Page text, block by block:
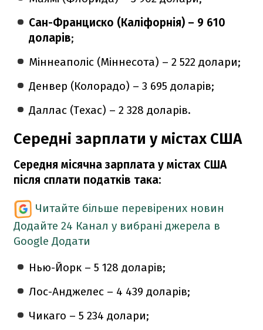
Сан-Франциско (Каліфорнія) – 9 610
доларів;
Міннеаполіс (Міннесота) – 2 522 долари;
Денвер (Колорадо) – 3 695 доларів;
Даллас (Техас) – 2 328 доларів.
Середні зарплати у містах США
Середня місячна зарплата у містах США
після сплати податків така:
Читайте більше перевірених новин
Додайте 24 Канал у вибрані джерела в
Google Додати
Нью-Йорк – 5 128 доларів;
Лос-Анджелес – 4 439 доларів;
Чикаго – 5 234 долари;